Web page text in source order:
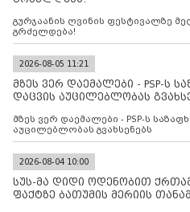
გურჯაანის ღვინის ფესტივალზე
გრძელდება!
2026-08-05 11:21
მზეს ვერ დაემალები - PSP-ს
დაცვის აუცილებლობას
მზეს ვერ დაემალები - PSP-ს
აუცილებლობას გვახსენებს
2026-08-04 10:00
სუს-მა დიდი ოდენობით
ფაქტზე ბათუმის მერიის